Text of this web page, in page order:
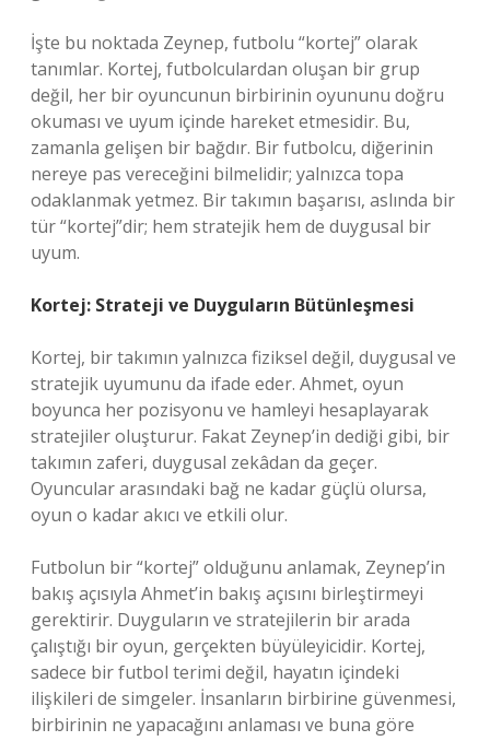
İşte bu noktada Zeynep, futbolu “kortej” olarak
tanımlar. Kortej, futbolculardan oluşan bir grup
değil, her bir oyuncunun birbirinin oyununu doğru
okuması ve uyum içinde hareket etmesidir. Bu,
zamanla gelişen bir bağdır. Bir futbolcu, diğerinin
nereye pas vereceğini bilmelidir; yalnızca topa
odaklanmak yetmez. Bir takımın başarısı, aslında bir
tür “kortej”dir; hem stratejik hem de duygusal bir
uyum.
Kortej: Strateji ve Duyguların Bütünleşmesi
Kortej, bir takımın yalnızca fiziksel değil, duygusal ve
stratejik uyumunu da ifade eder. Ahmet, oyun
boyunca her pozisyonu ve hamleyi hesaplayarak
stratejiler oluşturur. Fakat Zeynep’in dediği gibi, bir
takımın zaferi, duygusal zekâdan da geçer.
Oyuncular arasındaki bağ ne kadar güçlü olursa,
oyun o kadar akıcı ve etkili olur.
Futbolun bir “kortej” olduğunu anlamak, Zeynep’in
bakış açısıyla Ahmet’in bakış açısını birleştirmeyi
gerektirir. Duyguların ve stratejilerin bir arada
çalıştığı bir oyun, gerçekten büyüleyicidir. Kortej,
sadece bir futbol terimi değil, hayatın içindeki
ilişkileri de simgeler. İnsanların birbirine güvenmesi,
birbirinin ne yapacağını anlaması ve buna göre